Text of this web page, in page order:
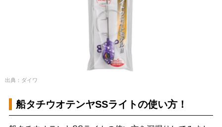
出典：ダイワ
船タチウオテンヤSSライトの使い方！